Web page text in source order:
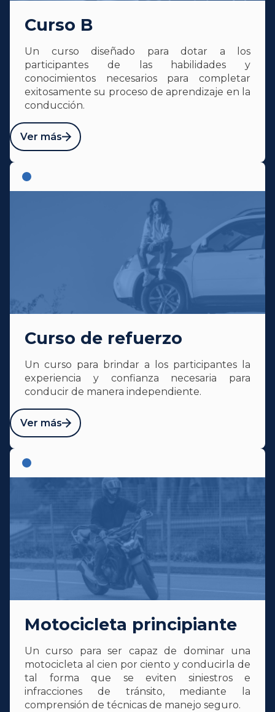
Curso B
Un curso diseñado para dotar a los
participantes de las habilidades y
conocimientos necesarios para completar
exitosamente su proceso de aprendizaje en la
conducción.
Ver más
Curso de refuerzo
Un curso para brindar a los participantes la
experiencia y confianza necesaria para
conducir de manera independiente.
Ver más
Motocicleta principiante
Un curso para ser capaz de dominar una
motocicleta al cien por ciento y conducirla de
tal forma que se eviten siniestros e
infracciones de tránsito, mediante la
comprensión de técnicas de manejo seguro.